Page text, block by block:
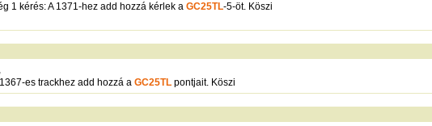
1 kérés: A 1371-hez add hozzá kérlek a GC25TL-5-öt. Köszi
es trackhez add hozzá a GC25TL pontjait. Köszi